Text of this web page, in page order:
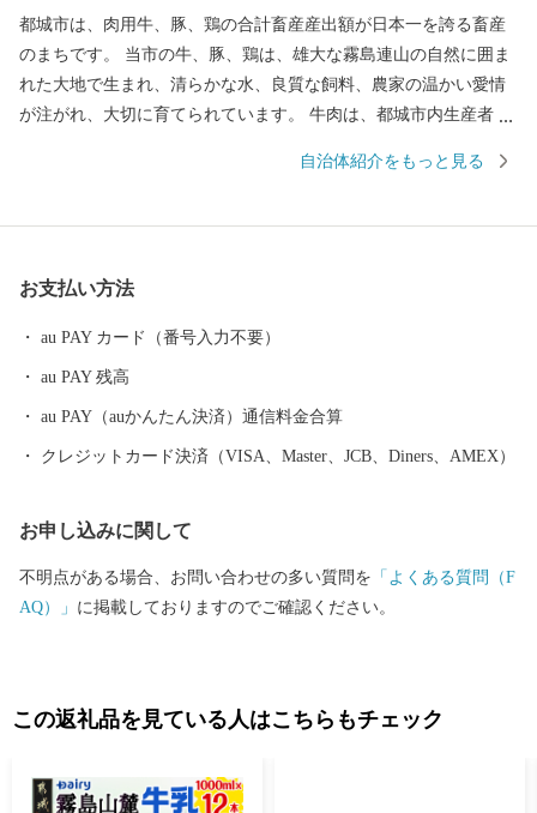
都城市は、肉用牛、豚、鶏の合計畜産産出額が日本一を誇る畜産
のまちです。 当市の牛、豚、鶏は、雄大な霧島連山の自然に囲ま
れた大地で生まれ、清らかな水、良質な飼料、農家の温かい愛情
が注がれ、大切に育てられています。 牛肉は、都城市内生産者の
徴です。 5年に一度和牛の日本一を決める「第12回全国和牛能力
質な肉質が特徴で多くのブランド豚が確立されています。 鶏肉
は、それぞれの銘柄に合わせて独自の飼料や飼育方法で生産され
イモや地下深くからくみ上げられた清らかな水などを原料に作ら
れ、全国の愛飲家に愛されています。市内４つの蔵元が生み出
す、吟味を重ねた味わい深い個性的な焼酎は、たくさんの人たち
自治体紹介をもっと見る
お支払い方法
au PAY カード（番号入力不要）
au PAY 残高
au PAY（auかんたん決済）通信料金合算
クレジットカード決済（VISA、Master、JCB、Diners、AMEX）
お申し込みに関して
不明点がある場合、お問い合わせの多い質問を 「よくある質問（F
AQ）」 に掲載しておりますのでご確認ください。
この返礼品を見ている人はこちらもチェック